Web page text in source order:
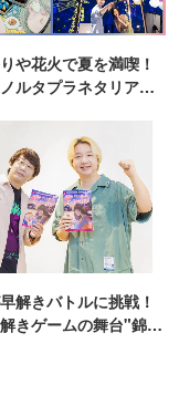
や花火で夏を満喫！
ルタプラネタリア
解きバトルに挑戦！
きゲームの舞台"錦糸